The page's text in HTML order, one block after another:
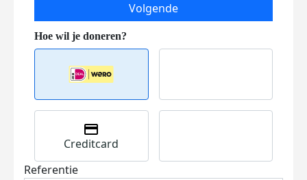
Volgende
Creditcard
Referentie